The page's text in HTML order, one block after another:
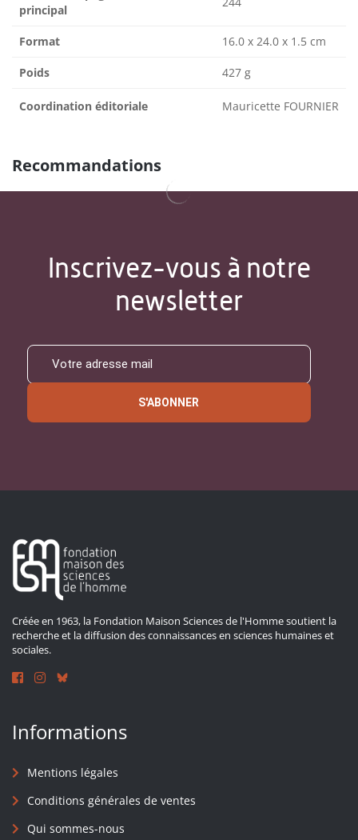
principal
Format 16.0 x 24.0 x 1.5 cm
Poids 427 g
Coordination éditoriale Mauricette FOURNIER
Recommandations
Inscrivez-vous à notre
newsletter
S'ABONNER
Créée en 1963, la Fondation Maison Sciences de l'Homme soutient la
recherche et la diffusion des connaissances en sciences humaines et
sociales.
Informations
Mentions légales
Conditions générales de ventes
Qui sommes-nous